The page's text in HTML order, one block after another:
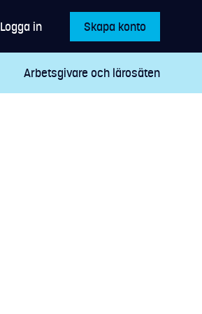
Logga in Skapa konto
Arbetsgivare och lärosäten